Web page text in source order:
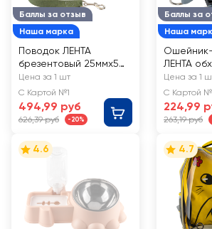
Баллы за отзыв
Наша марка
Поводок ЛЕНТА
брезентовый 25ммx5м,
длина 8,4см
Цена за 1 шт
С Картой №1
494,99 руб
626,39 руб -20%
Баллы за
Наша
ЛЕНТА
41см(S)/
50см(M)/
Цена за 1
С Картой
224,99
263,19 руб
4.6 4.7